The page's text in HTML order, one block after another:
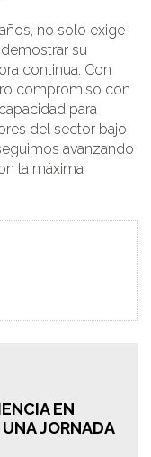
no solo exige
su
continua. Con
compromiso con
para
del sector bajo
avanzando
la máxima
EN
JORNADA